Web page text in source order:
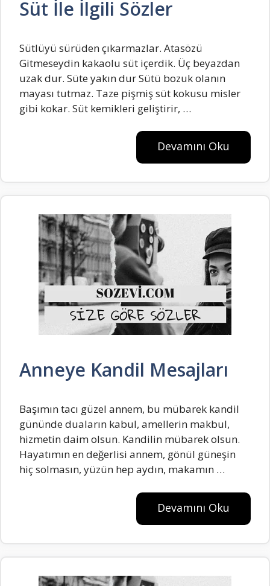
Süt İle İlgili Sözler
Sütlüyü sürüden çıkarmazlar. Atasözü
Gitmeseydin kakaolu süt içerdik. Üç beyazdan
uzak dur. Süte yakın dur Sütü bozuk olanın
mayası tutmaz. Taze pişmiş süt kokusu misler
gibi kokar. Süt kemikleri geliştirir, …
Devamını Oku
Anneye Kandil Mesajları
Başımın tacı güzel annem, bu mübarek kandil
gününde duaların kabul, amellerin makbul,
hizmetin daim olsun. Kandilin mübarek olsun.
Hayatımın en değerlisi annem, gönül güneşin
hiç solmasın, yüzün hep aydın, makamın …
Devamını Oku